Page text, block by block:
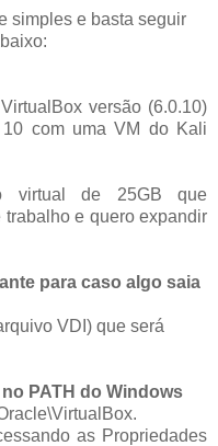
simples e basta seguir
versão (6.0.10)
com uma VM do Kali
virtual de 25GB que
e quero expandir
para caso algo saia
VDI) que será
PATH do Windows
as Propriedades